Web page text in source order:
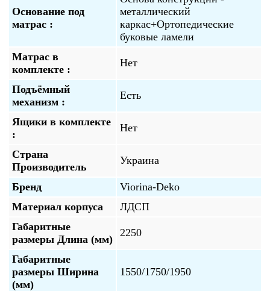
Основание под
матрас :
металлический
каркас+Ортопедические
буковые ламели
Матрас в
комплекте :
Нет
Подъёмный
механизм :
Есть
Ящики в комплекте
:
Нет
Страна
Производитель
Украина
Бренд
Viorina-Deko
Материал корпуса
ЛДСП
Габаритные
размеры Длина (мм)
2250
Габаритные
размеры Ширина
(мм)
1550/1750/1950